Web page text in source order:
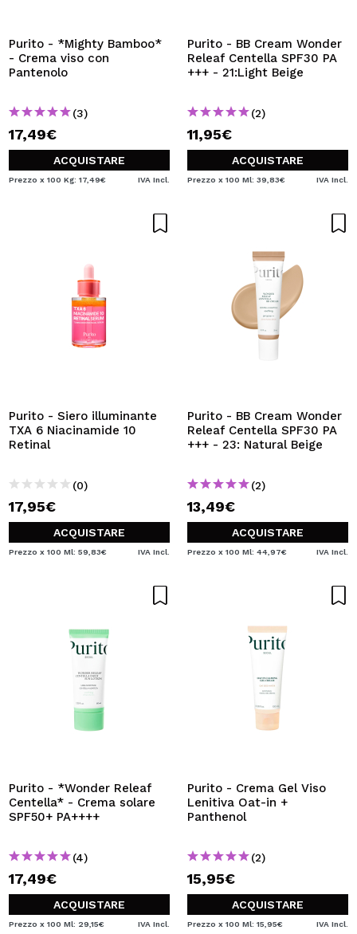
Creando un account su Maquibeauty.it potrai fare i tuoi
acquisti velocemente, controllare lo stato dei tuoi ordini e
consultare le tue operazioni precedenti.
CREARE UN ACCOUNT
Purito - *Mighty Bamboo*
- Crema viso con
Pantenolo
(3)
17,49€
ACQUISTARE
Prezzo x 100 Kg: 17,49€ IVA Incl.
Purito - BB Cream Wonder
Releaf Centella SPF30 PA
+++ - 21:Light Beige
(2)
11,95€
ACQUISTARE
Prezzo x 100 Ml: 39,83€ IVA Incl.
Purito - Siero illuminante
TXA 6 Niacinamide 10
Retinal
(0)
17,95€
ACQUISTARE
Prezzo x 100 Ml: 59,83€ IVA Incl.
Purito - BB Cream Wonder
Releaf Centella SPF30 PA
+++ - 23: Natural Beige
(2)
13,49€
ACQUISTARE
Prezzo x 100 Ml: 44,97€ IVA Incl.
Purito - *Wonder Releaf
Centella* - Crema solare
SPF50+ PA++++
(4)
17,49€
ACQUISTARE
Prezzo x 100 Ml: 29,15€ IVA Incl.
Purito - Crema Gel Viso
Lenitiva Oat-in +
Panthenol
(2)
15,95€
ACQUISTARE
Prezzo x 100 Ml: 15,95€ IVA Incl.